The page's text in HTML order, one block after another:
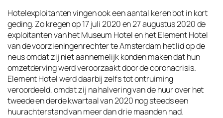
Hotelexploitanten vingen ook een aantal keren bot in kort
geding. Zo kregen op 17 juli 2020 en 27 augustus 2020 de
exploitanten van het Museum Hotel en het Element Hotel
van de voorzieningenrechter te Amsterdam het lid op de
neus omdat zij niet aannemelijk konden maken dat hun
omzetderving werd veroorzaakt door de coronacrisis.
Element Hotel werd daarbij zelfs tot ontruiming
veroordeeld, omdat zij na halvering van de huur over het
tweede en derde kwartaal van 2020 nog steeds een
huurachterstand van meer dan drie maanden had.